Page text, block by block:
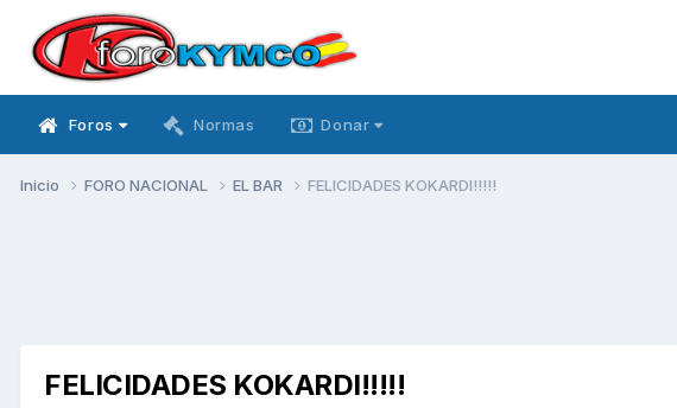
Foros Normas Donar
Inicio FORO NACIONAL EL BAR FELICIDADES KOKARDI!!!!!
FELICIDADES KOKARDI!!!!!